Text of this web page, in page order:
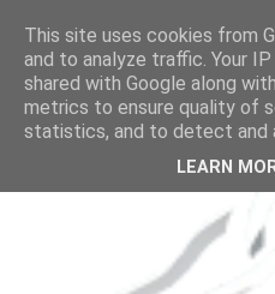
This site uses cookies from
and to analyze traffic. Your
shared with Google along
metrics to ensure quality of
statistics, and to detect and
LEARN